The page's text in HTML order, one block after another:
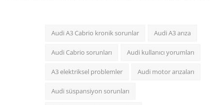
Audi A3 Cabrio kronik sorunlar Audi A3 arıza
Audi Cabrio sorunları Audi kullanıcı yorumları
A3 elektriksel problemler Audi motor arızaları
Audi süspansiyon sorunları